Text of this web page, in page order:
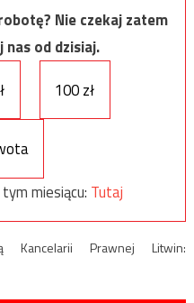
Nie czekaj zatem
od dzisiaj.
100 zł
miesiącu: Tutaj
Kancelarii Prawnej Litwin: